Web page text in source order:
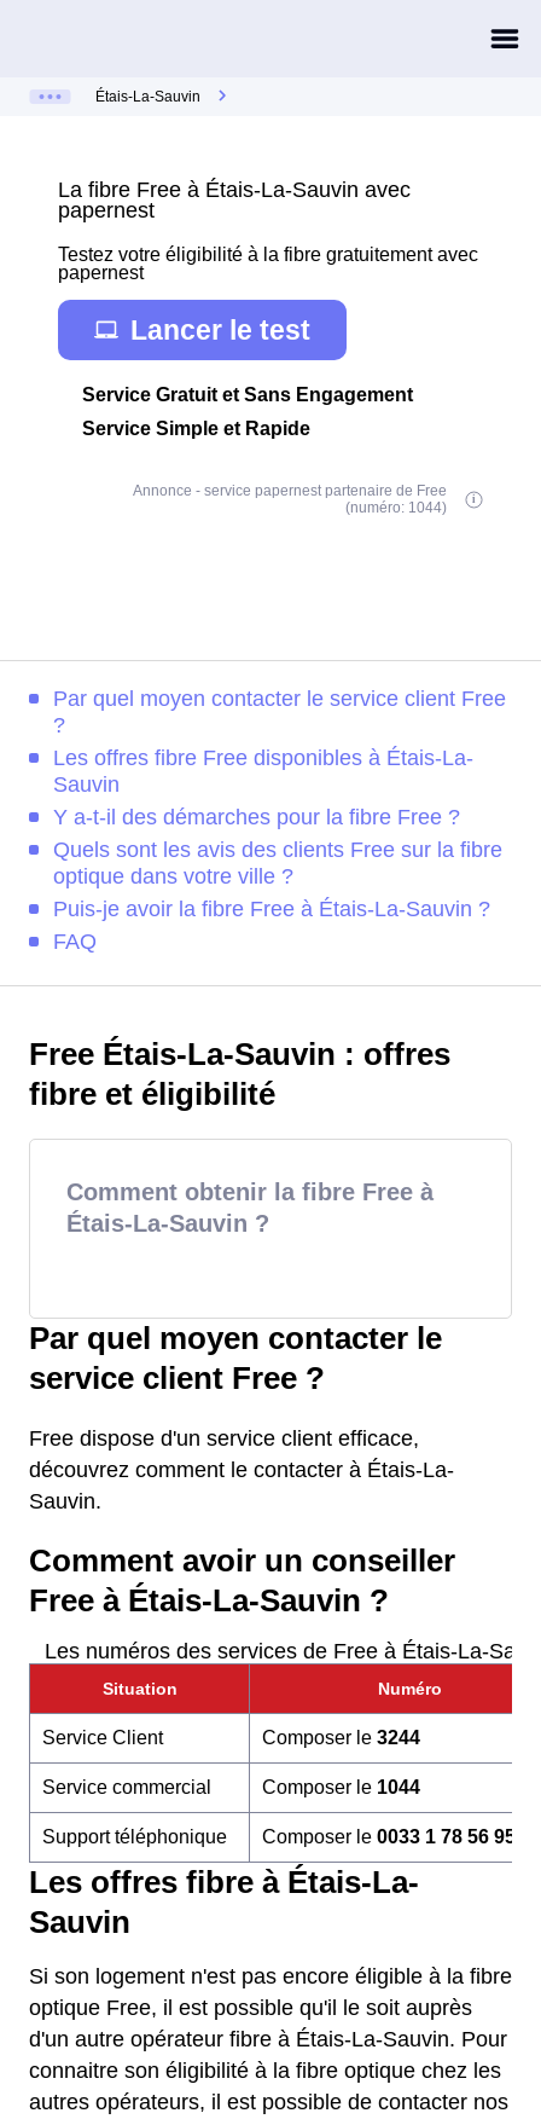
Étais-La-Sauvin
La fibre Free à Étais-La-Sauvin avec
papernest
Testez votre éligibilité à la fibre gratuitement avec
papernest
Lancer le test
Service Gratuit et Sans Engagement
Service Simple et Rapide
Annonce - service papernest partenaire de Free
(numéro: 1044)
Par quel moyen contacter le service client Free
?
Les offres fibre Free disponibles à Étais-La-
Sauvin
Y a-t-il des démarches pour la fibre Free ?
Quels sont les avis des clients Free sur la fibre
optique dans votre ville ?
Puis-je avoir la fibre Free à Étais-La-Sauvin ?
FAQ
Free Étais-La-Sauvin : offres
fibre et éligibilité
Comment obtenir la fibre Free à
Étais-La-Sauvin ?
Par quel moyen contacter le
service client Free ?
Free dispose d'un service client efficace,
découvrez comment le contacter à Étais-La-
Sauvin.
Comment avoir un conseiller
Free à Étais-La-Sauvin ?
Les numéros des services de Free à Étais-La-
Situation Numéro
Service Client Composer le 3244
Service commercial Composer le 1044
Support téléphonique Composer le 0033 1 78 56 95 60
Les offres fibre à Étais-La-
Sauvin
Si son logement n'est pas encore éligible à la fibre
optique Free, il est possible qu'il le soit auprès
d'un autre opérateur fibre à Étais-La-Sauvin. Pour
connaitre son éligibilité à la fibre optique chez les
autres opérateurs, il est possible de contacter nos